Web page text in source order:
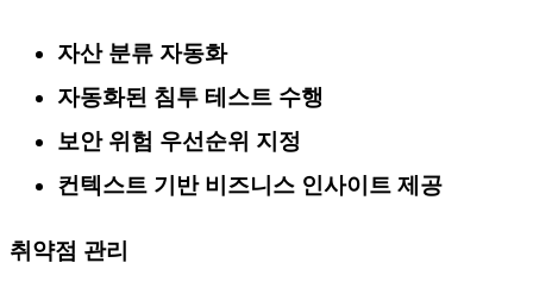
자산 분류 자동화
자동화된 침투 테스트 수행
보안 위험 우선순위 지정
컨텍스트 기반 비즈니스 인사이트 제공
취약점 관리